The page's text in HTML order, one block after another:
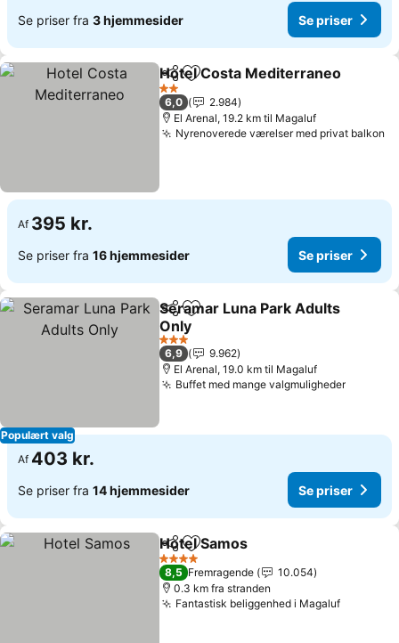
Se priser fra 3 hjemmesider Se priser
Del Føj til favoritter
Hotel Costa Mediterraneo
2 Stjerner
6,0
2.984
El Arenal, 19.2 km til Magaluf
Nyrenoverede værelser med privat balkon
Af 395 kr.
Se priser fra 16 hjemmesider Se priser
Populært valg
Del Føj til favoritter
Seramar Luna Park Adults
Only
Se priser
3 Stjerner
6,9
9.962
El Arenal, 19.0 km til Magaluf
Buffet med mange valgmulighederSe
Af 403 kr.
Se priser fra 14 hjemmesider Se priser
Del Føj til favoritter
Hotel Samos
4 Stjerner
8,5 Fremragende
10.054
0.3 km fra stranden
Fantastisk beliggenhed i MagalufSe priser